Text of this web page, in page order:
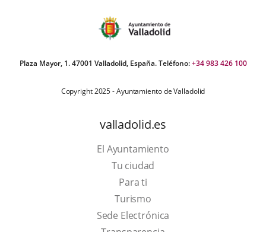
Plaza Mayor, 1. 47001 Valladolid, España. Teléfono:+34 983 426 100
Copyright 2025 - Ayuntamiento de Valladolid
valladolid.es
El Ayuntamiento
Tu ciudad
Para ti
TurismoThis
link
Sede Electrónica